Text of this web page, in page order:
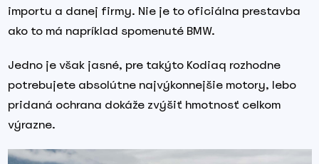
importu a danej firmy. Nie je to oficiálna prestavba
ako to má napríklad spomenuté BMW.
Jedno je však jasné, pre takýto Kodiaq rozhodne
potrebujete absolútne najvýkonnejšie motory, lebo
pridaná ochrana dokáže zvýšiť hmotnosť celkom
výrazne.